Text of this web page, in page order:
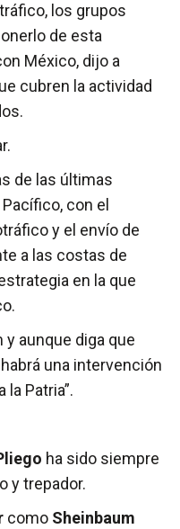
los grupos
de esta
México, dijo a
cubren la actividad
de las últimas
con el
y el envío de
a las costas de
en la que
aunque diga que
una intervención
Patria”.
ha sido siempre
y trepador.
como Sheinbaum